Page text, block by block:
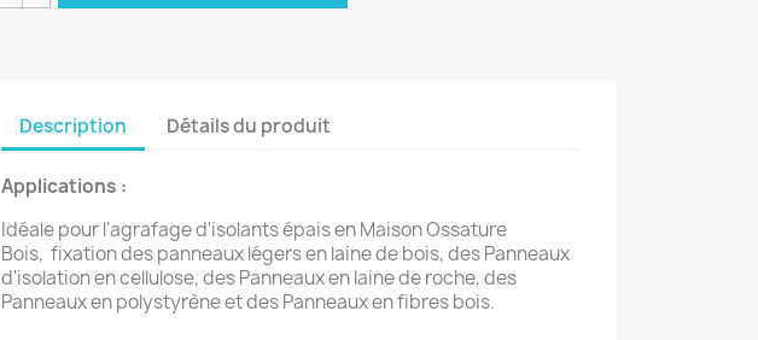
Description Détails du produit
Applications :
Idéale pour l'agrafage d'isolants épais en Maison Ossature
Bois, fixation des panneaux légers en laine de bois, des Panneaux
d'isolation en cellulose, des Panneaux en laine de roche, des
Panneaux en polystyrène et des Panneaux en fibres bois.